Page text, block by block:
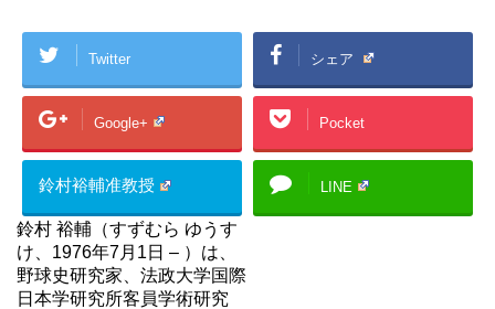
Twitter シェア
Google+ Pocket
鈴村裕輔准教授
鈴村 裕輔（すずむら ゆうす
け、1976年7月1日 – ）は、
野球史研究家、法政大学国際
日本学研究所客員学術研究
LINE